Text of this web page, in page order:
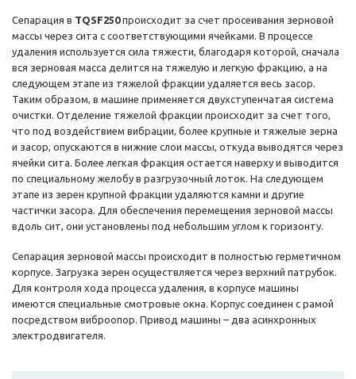
Сепарация в TQSF250происходит за счет просеивания зерновой
массы через сита с соответствующими ячейками. В процессе
удаления используется сила тяжести, благодаря которой, сначала
вся зерновая масса делится на тяжелую и легкую фракцию, а на
следующем этапе из тяжелой фракции удаляется весь засор.
Таким образом, в машине применяется двухступенчатая система
очистки. Отделение тяжелой фракции происходит за счет того,
что под воздействием вибрации, более крупные и тяжелые зерна
и засор, опускаются в нижние слои массы, откуда выводятся через
ячейки сита. Более легкая фракция остается наверху и выводится
по специальному желобу в разгрузочный лоток. На следующем
этапе из зерен крупной фракции удаляются камни и другие
частички засора. Для обеспечения перемещения зерновой массы
вдоль сит, они установлены под небольшим углом к горизонту.
Сепарация зерновой массы происходит в полностью герметичном
корпусе. Загрузка зерен осуществляется через верхний патрубок.
Для контроля хода процесса удаления, в корпусе машины
имеются специальные смотровые окна. Корпус соединен с рамой
посредством виброопор. Привод машины – два асинхронных
электродвигателя.